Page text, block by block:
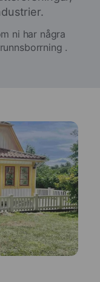
ni har några
.